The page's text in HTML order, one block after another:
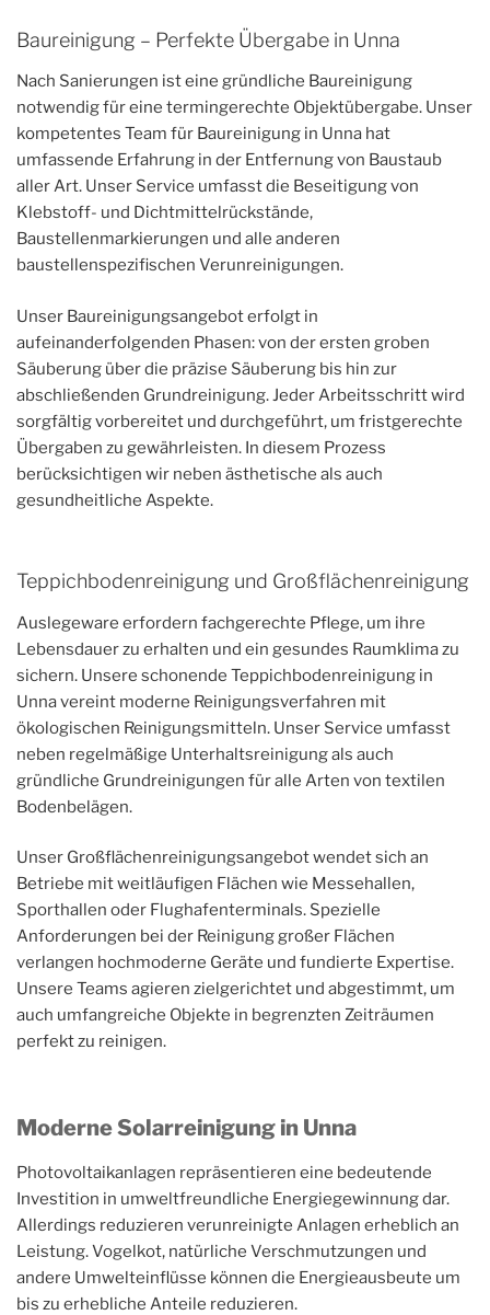
Baureinigung – Perfekte Übergabe in Unna
Nach Sanierungen ist eine gründliche Baureinigung
notwendig für eine termingerechte Objektübergabe. Unser
kompetentes Team für Baureinigung in Unna hat
umfassende Erfahrung in der Entfernung von Baustaub
aller Art. Unser Service umfasst die Beseitigung von
Klebstoff- und Dichtmittelrückstände,
Baustellenmarkierungen und alle anderen
baustellenspezifischen Verunreinigungen.
Unser Baureinigungsangebot erfolgt in
aufeinanderfolgenden Phasen: von der ersten groben
Säuberung über die präzise Säuberung bis hin zur
abschließenden Grundreinigung. Jeder Arbeitsschritt wird
sorgfältig vorbereitet und durchgeführt, um fristgerechte
Übergaben zu gewährleisten. In diesem Prozess
berücksichtigen wir neben ästhetische als auch
gesundheitliche Aspekte.
Teppichbodenreinigung und Großflächenreinigung
Auslegeware erfordern fachgerechte Pflege, um ihre
Lebensdauer zu erhalten und ein gesundes Raumklima zu
sichern. Unsere schonende Teppichbodenreinigung in
Unna vereint moderne Reinigungsverfahren mit
ökologischen Reinigungsmitteln. Unser Service umfasst
neben regelmäßige Unterhaltsreinigung als auch
gründliche Grundreinigungen für alle Arten von textilen
Bodenbelägen.
Unser Großflächenreinigungsangebot wendet sich an
Betriebe mit weitläufigen Flächen wie Messehallen,
Sporthallen oder Flughafenterminals. Spezielle
Anforderungen bei der Reinigung großer Flächen
verlangen hochmoderne Geräte und fundierte Expertise.
Unsere Teams agieren zielgerichtet und abgestimmt, um
auch umfangreiche Objekte in begrenzten Zeiträumen
perfekt zu reinigen.
Moderne Solarreinigung in Unna
Photovoltaikanlagen repräsentieren eine bedeutende
Investition in umweltfreundliche Energiegewinnung dar.
Allerdings reduzieren verunreinigte Anlagen erheblich an
Leistung. Vogelkot, natürliche Verschmutzungen und
andere Umwelteinflüsse können die Energieausbeute um
bis zu erhebliche Anteile reduzieren.